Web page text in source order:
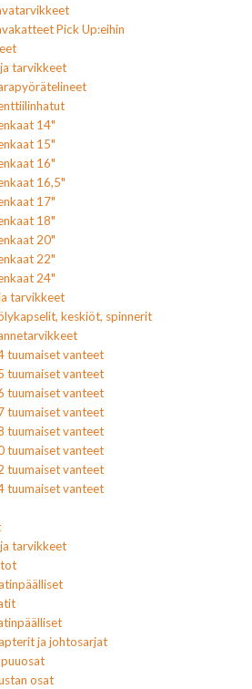
Pick Up:eihin
tarvikkeet
14"
15"
16"
16,5"
17"
18"
20"
22"
24"
tarvikkeet
keskiöt, spinnerit
tuumaiset vanteet
tuumaiset vanteet
tuumaiset vanteet
tuumaiset vanteet
tuumaiset vanteet
tuumaiset vanteet
tuumaiset vanteet
tuumaiset vanteet
tarvikkeet
ja johtosarjat
osat